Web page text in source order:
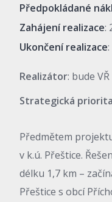
Předpokládané
Zahájení realizace:
Ukončení realizace
Realizátor: bude VŘ
Strategická priorita
Předmětem
v k.ú. Přeštice.
délku 1,7 km –
Přeštice s obcí